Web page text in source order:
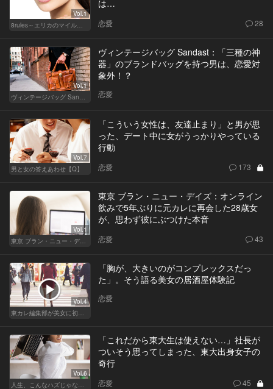
Vol.1
8rules～エリカのマイルール～
は…
恋愛 28
Vol.1
ヴィンテージバッグ Sandast：「三種の神
器」のブランドバッグを持つ男は、恋愛対
象外！？
恋愛
Vol.7
男と女の答えあわせ【Q】
「こういう女性は、友達止まり」と男が思
った、デート中に女がうっかりやっている
行動
恋愛 173
Vol.1
東京 ブラン・ニュー・デイズ：オンライン
飲みで5年ぶりに元カレに再会した28歳女
が、思わず彼にぶつけた本音
恋愛 43
Vol.4
「胸が、大きいのがコンプレックスだっ
た」。そう語る美女の居酒屋体験記
恋愛
Vol.6
「これだから東大生は使えない…」社長が
ついそう思ってしまった、東大出身女子の
奇行
恋愛 45